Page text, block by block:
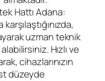
Hattı Adana:
uzman teknik
Hızlı ve
cihazlarınızın
düzeyde